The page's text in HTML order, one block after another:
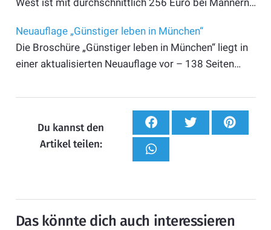
West ist mit durchschnittlich 256 Euro bei Männern…
Neuauflage „Günstiger leben in München“
Die Broschüre „Günstiger leben in München“ liegt in
einer aktualisierten Neuauflage vor – 138 Seiten…
Du kannst den
Artikel teilen:
Das könnte dich auch interessieren